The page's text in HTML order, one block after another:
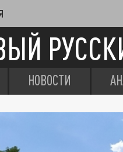
НОВОСТИ